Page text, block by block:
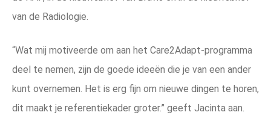
van de Radiologie.
“Wat mij motiveerde om aan het Care2Adapt-programma
deel te nemen, zijn de goede ideeën die je van een ander
kunt overnemen. Het is erg fijn om nieuwe dingen te horen,
dit maakt je referentiekader groter.” geeft Jacinta aan.